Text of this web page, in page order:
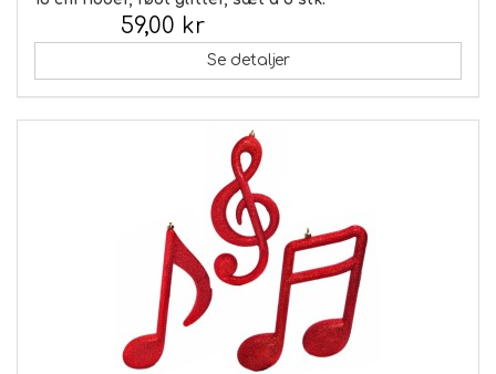
59,00 kr
Se detaljer